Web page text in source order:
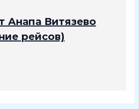
Анапа Витязево
рейсов)